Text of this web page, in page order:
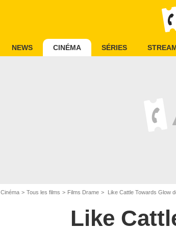
NEWS CINÉMA SÉRIES
Cinéma Tous les films Films Drame Like Cattle Towards Glow
Like